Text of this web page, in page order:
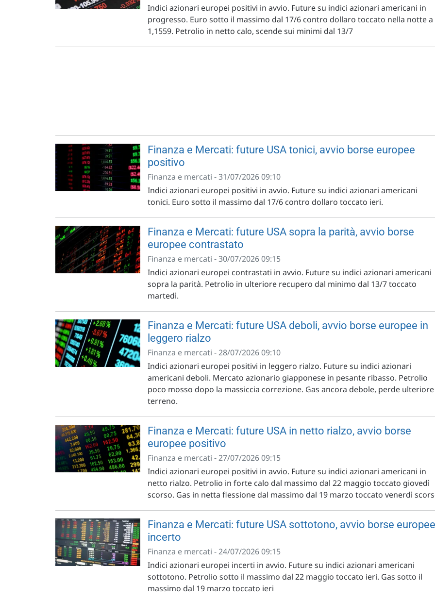
Indici azionari europei positivi in avvio. Future su indici azionari americani in
progresso. Euro sotto il massimo dal 17/6 contro dollaro toccato nella notte a
1,1559. Petrolio in netto calo, scende sui minimi dal 13/7
Finanza e Mercati: future USA tonici, avvio borse europee
positivo
Finanza e mercati - 31/07/2026 09:10
Indici azionari europei positivi in avvio. Future su indici azionari americani
tonici. Euro sotto il massimo dal 17/6 contro dollaro toccato ieri.
Finanza e Mercati: future USA sopra la parità, avvio borse
europee contrastato
Finanza e mercati - 30/07/2026 09:15
Indici azionari europei contrastati in avvio. Future su indici azionari americani
sopra la parità. Petrolio in ulteriore recupero dal minimo dal 13/7 toccato
martedì.
Finanza e Mercati: future USA deboli, avvio borse europee in
leggero rialzo
Finanza e mercati - 28/07/2026 09:10
Indici azionari europei positivi in leggero rialzo. Future su indici azionari
americani deboli. Mercato azionario giapponese in pesante ribasso. Petrolio
poco mosso dopo la massiccia correzione. Gas ancora debole, perde ulteriore
terreno.
Finanza e Mercati: future USA in netto rialzo, avvio borse
europee positivo
Finanza e mercati - 27/07/2026 09:15
Indici azionari europei positivi in avvio. Future su indici azionari americani in
netto rialzo. Petrolio in forte calo dal massimo dal 22 maggio toccato giovedì
scorso. Gas in netta flessione dal massimo dal 19 marzo toccato venerdì
Finanza e Mercati: future USA sottotono, avvio borse europee
incerto
Finanza e mercati - 24/07/2026 09:15
Indici azionari europei incerti in avvio. Future su indici azionari americani
sottotono. Petrolio sotto il massimo dal 22 maggio toccato ieri. Gas sotto il
massimo dal 19 marzo toccato ieri